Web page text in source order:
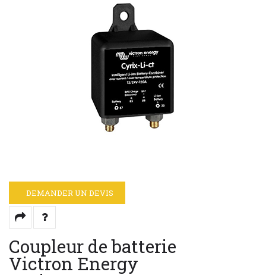
DEMANDER UN DEVIS
Coupleur de batterie
Victron Energy